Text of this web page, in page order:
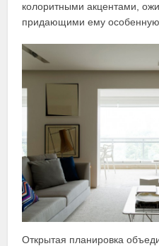
колоритными акцентами,
придающими ему особенную
Открытая планировка